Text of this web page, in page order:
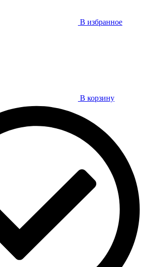
В избранное
В корзину